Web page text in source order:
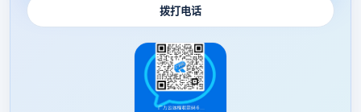
拨打电话